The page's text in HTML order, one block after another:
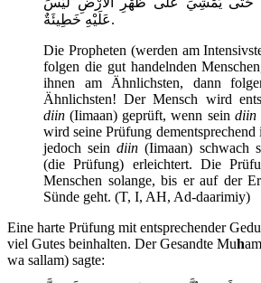
عَلَيْهِ خَطِيئَةٌ.
Die Propheten (werden am
folgen die gut handelnden
ihnen am Ähnlichsten, dann
Ähnlichsten! Der Mensch wird
diin(Iimaan) geprüft, wenn sein diin
wird seine Prüfung
jedoch seindiin(Iimaan) schwach
(die Prüfung) erleichtert. Die
Menschen solange, bis er auf der
Sünde geht. (T, I, AH, Ad-daarimiy)
Eine harte Prüfung mit entsprechender
viel Gutes beinhalten. Der Gesandte Muh
wa sallam) sagte: